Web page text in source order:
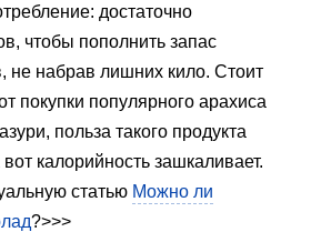
достаточно
чтобы пополнить запас
не набрав лишних кило. Стоит
покупки популярного арахиса
польза такого продукта
калорийность зашкаливает.
статью Можно ли
?>>>